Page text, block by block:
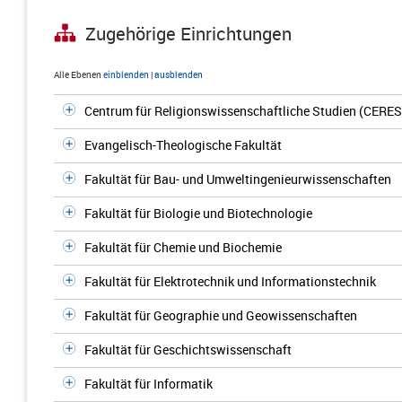
Zugehörige Einrichtungen
Alle Ebenen einblenden |ausblenden
Centrum für Religionswissenschaftliche Studien
Evangelisch-Theologische Fakultät
Fakultät für Bau- und Umweltingenieurwissenschaften
Fakultät für Biologie und Biotechnologie
Fakultät für Chemie und Biochemie
Fakultät für Elektrotechnik und Informationstechnik
Fakultät für Geographie und Geowissenschaften
Fakultät für Geschichtswissenschaft
Fakultät für Informatik